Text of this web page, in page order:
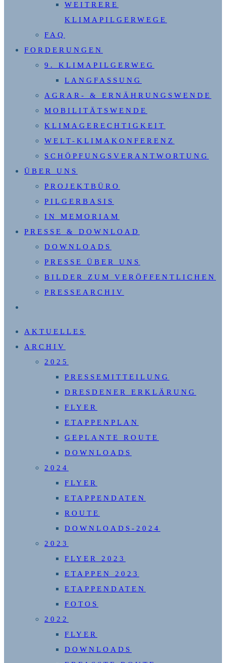
WEITRERE
KLIMAPILGERWEGE
FAQ
FORDERUNGEN
9. KLIMAPILGERWEG
LANGFASSUNG
AGRAR- & ERNÄHRUNGSWENDE
MOBILITÄTSWENDE
KLIMAGERECHTIGKEIT
WELT-KLIMAKONFERENZ
SCHÖPFUNGSVERANTWORTUNG
ÜBER UNS
PROJEKTBÜRO
PILGERBASIS
IN MEMORIAM
PRESSE & DOWNLOAD
DOWNLOADS
PRESSE ÜBER UNS
BILDER ZUM VERÖFFENTLICHEN
PRESSEARCHIV
UMSCHALTEN
AKTUELLES
ARCHIV
2025
PRESSEMITTEILUNG
DRESDENER ERKLÄRUNG
FLYER
ETAPPENPLAN
GEPLANTE ROUTE
DOWNLOADS
2024
FLYER
ETAPPENDATEN
ROUTE
DOWNLOADS-2024
2023
FLYER 2023
ETAPPEN 2023
ETAPPENDATEN
FOTOS
2022
FLYER
DOWNLOADS